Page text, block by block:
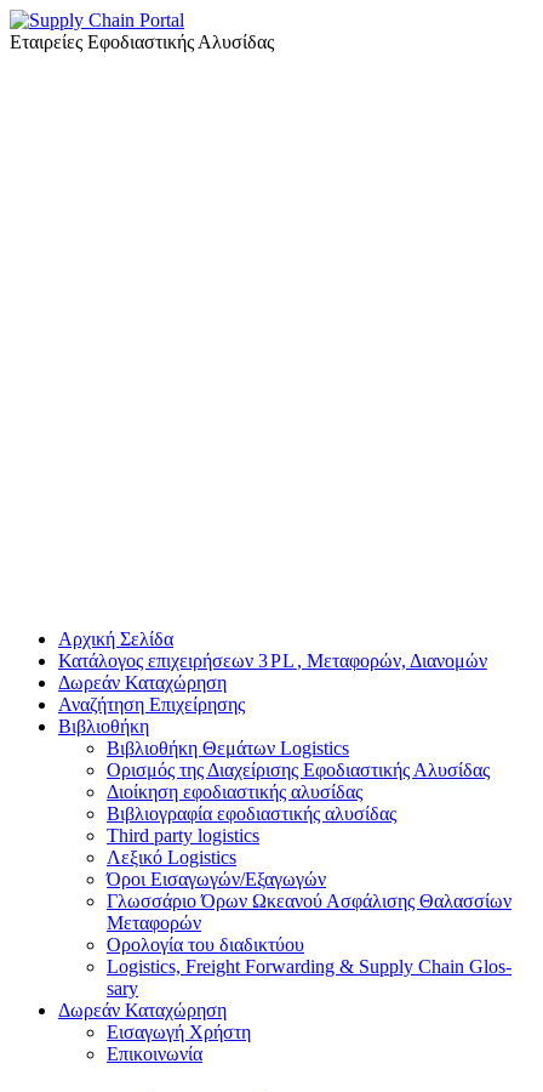
Εταιρείες Εφοδιαστικής Αλυσίδας
Αρχική Σελίδα
Κατάλογος επιχειρήσεων 3PL , Μεταφορών, Διανομών
Δωρεάν Καταχώρηση
Αναζήτηση Επιχείρησης
Βιβλιοθήκη
Βιβλιοθήκη Θεμάτων Logis­tics
Ορισμός της Διαχείρισης Εφοδιαστικής Αλυσίδας
Διοίκηση εφοδιαστικής αλυσίδας
Βιβλιογραφία εφοδιαστικής αλυσίδας
Third party logis­tics
Λεξικό Logis­tics
Όροι Εισαγωγών/​Εξαγωγών
Γλωσσάριο Όρων Ωκεανού Ασφάλισης Θαλασσίων
Μεταφορών
Ορολογία του διαδικτύου
Logis­tics, Freight For­ward­ing & Sup­ply Chain Glos­
sary
Δωρεάν Καταχώρηση
Εισαγωγή Χρήστη
Επικοινωνία